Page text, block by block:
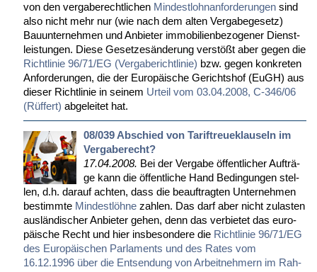
von den ver­ga­be­recht­li­chen Min­dest­lohn­an­for­de­run­gen sind
al­so nicht mehr nur (wie nach dem al­ten Ver­ga­be­ge­setz)
Bau­un­ter­neh­men und An­bie­ter im­mo­bi­li­en­be­zo­ge­ner Dienst­
leis­tun­gen. Die­se Ge­set­zes­än­de­rung ver­stößt aber ge­gen die
Richt­li­nie 96/71/EG (Ver­ga­be­richt­li­nie) bzw. ge­gen kon­kre­ten
An­for­de­run­gen, die der Eu­ro­päi­sche Ge­richts­hof (EuGH) aus
die­ser Richt­li­nie in sei­nem Ur­teil vom 03.04.2008, C-346/06
(Rüf­fert) ab­ge­lei­tet hat.
08/039 Abschied von Tariftreueklauseln im
Vergaberecht?
17.04.2008. Bei der Ver­ga­be öf­fent­li­cher Auf­trä­
ge kann die öf­fent­li­che Hand Be­din­gun­gen stel­
len, d.h. dar­auf ach­ten, dass die be­auf­trag­ten Un­ter­neh­men
be­stimm­te Min­dest­löh­ne zah­len. Das darf aber nicht zu­las­ten
aus­län­di­scher An­bie­ter ge­hen, denn das ver­bie­tet das eu­ro­
päi­sche Recht und hier ins­be­son­de­re die Richt­li­nie 96/71/EG
des Eu­ro­päi­schen Par­la­ments und des Ra­tes vom
16.12.1996 über die Ent­sen­dung von Ar­beit­neh­mern im Rah­